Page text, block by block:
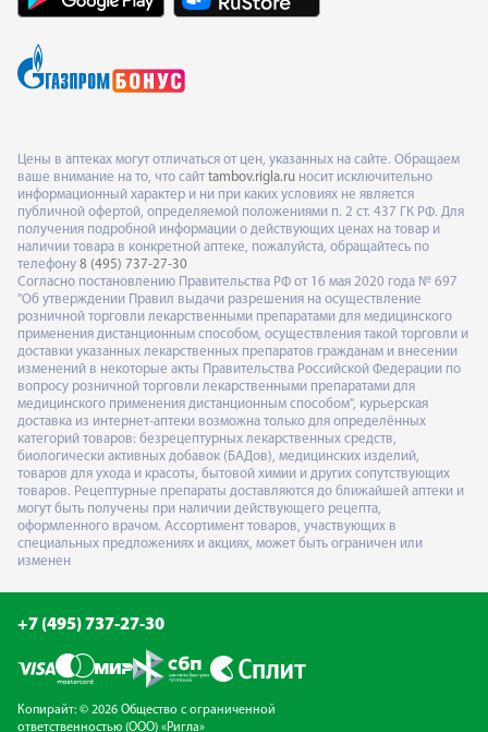
Цены в аптеках могут отличаться от цен, указанных на сайте. Обращаем
ваше внимание на то, что сайт tambov.rigla.ru носит исключительно
информационный характер и ни при каких условиях не является
публичной офертой, определяемой положениями п. 2 ст. 437 ГК РФ. Для
получения подробной информации о действующих ценах на товар и
наличии товара в конкретной аптеке, пожалуйста, обращайтесь по
телефону 8 (495) 737-27-30
Согласно постановлению Правительства РФ от 16 мая 2020 года № 697
"Об утверждении Правил выдачи разрешения на осуществление
розничной торговли лекарственными препаратами для медицинского
применения дистанционным способом, осуществления такой торговли и
доставки указанных лекарственных препаратов гражданам и внесении
изменений в некоторые акты Правительства Российской Федерации по
вопросу розничной торговли лекарственными препаратами для
медицинского применения дистанционным способом", курьерская
доставка из интернет-аптеки возможна только для определённых
категорий товаров: безрецептурных лекарственных средств,
биологически активных добавок (БАДов), медицинских изделий,
товаров для ухода и красоты, бытовой химии и других сопутствующих
товаров. Рецептурные препараты доставляются до ближайшей аптеки и
могут быть получены при наличии действующего рецепта,
оформленного врачом. Ассортимент товаров, участвующих в
специальных предложениях и акциях, может быть ограничен или
изменен
+7 (495) 737-27-30
Копирайт: © 2026 Общество с ограниченной
ответственностью (ООО) «Ригла»